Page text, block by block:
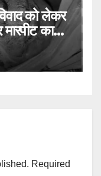
को लेकर
का
Required